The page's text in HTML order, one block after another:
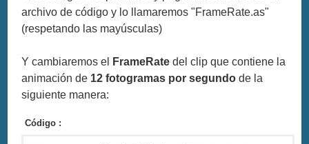
archivo de código y lo llamaremos "FrameRate.as"
(respetando las mayúsculas)
Y cambiaremos el FrameRatedel clip que contiene la
animación de 12 fotogramas por segundo de la
siguiente manera:
Código :